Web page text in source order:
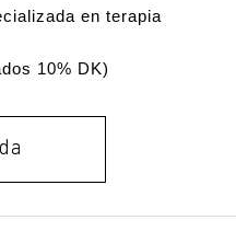
en terapia
10% DK)